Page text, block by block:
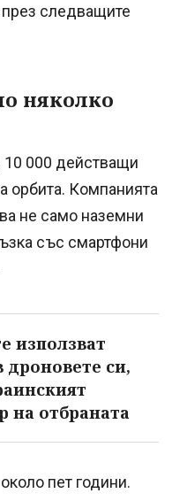
следващите
няколко
10 000 действащи
орбита. Компанията
не само наземни
със смартфони
използват
си,
на отбраната
пет години.